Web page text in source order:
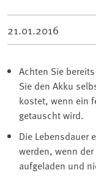
21.01.2016
Achten Sie
Sie den Akku
kostet, wenn ein
getauscht wird.
Die Lebensdauer
werden, wenn
aufgeladen und